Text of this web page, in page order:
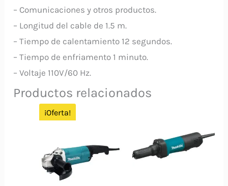
– Comunicaciones y otros productos.
– Longitud del cable de 1.5 m.
– Tiempo de calentamiento 12 segundos.
– Tiempo de enfriamento 1 minuto.
– Voltaje 110V/60 Hz.
Productos relacionados
¡Oferta!